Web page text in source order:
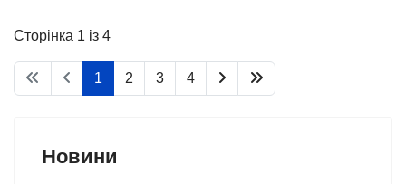
Сторінка 1 із 4
1 2 3 4
Новини